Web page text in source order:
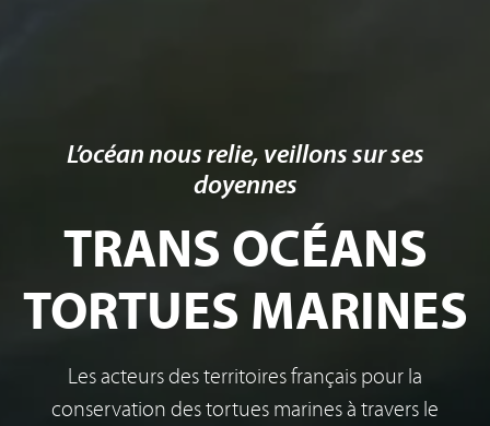
L’océan nous relie, veillons sur ses
doyennes
TRANS OCÉANS
TORTUES MARINES
Les acteurs des territoires français pour la
conservation des tortues marines à travers le